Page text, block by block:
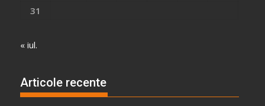
31
« iul.
Articole recente